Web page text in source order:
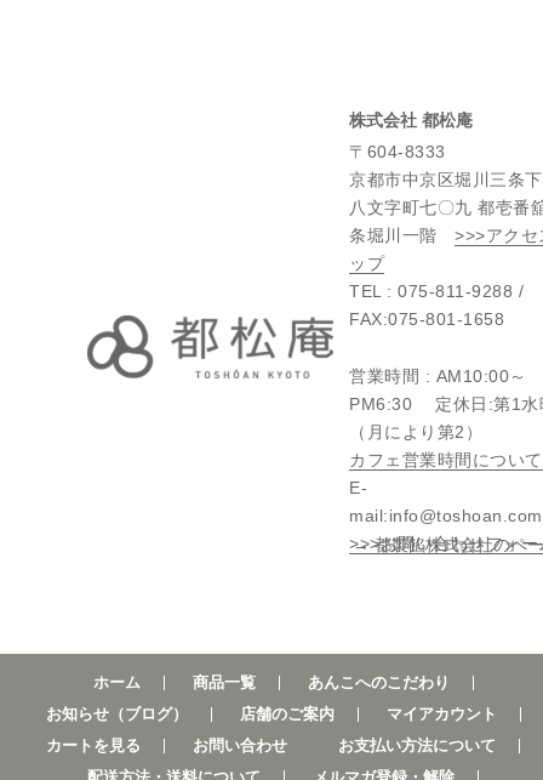
株式会社 都松庵
〒604-8333
京都市中京区堀川三条
八文字町七〇九 都壱番
条堀川一階>>>アクセ
ップ
TEL : 075-811-9288 /
FAX:075-801-1658
営業時間 : AM10:00～
PM6:30 定休日:第1水
（月により第2）
カフェ営業時間について
E-
>>>お問い合わせフォー
→ 都製餡株式会社のペ
ホーム 商品一覧
あんこへのこだわり
お知らせ（ブログ）
店舗のご案内
マイアカウント
カートを見る
お問い合わせ
お支払い方法について